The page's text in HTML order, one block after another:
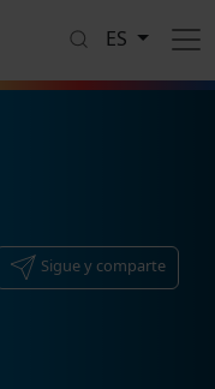
ES
Sigue y comparte